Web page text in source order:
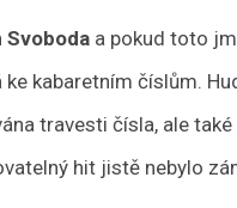
Svoboda a pokud toto
kabaretním číslům.
travesti čísla, ale
hit jistě nebylo